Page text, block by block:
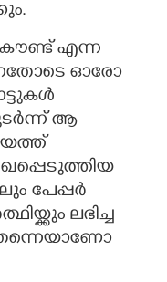
കൗണ്ട് എന്ന
ഓരോ
ആ
പേപ്പർ
ലഭിച്ച